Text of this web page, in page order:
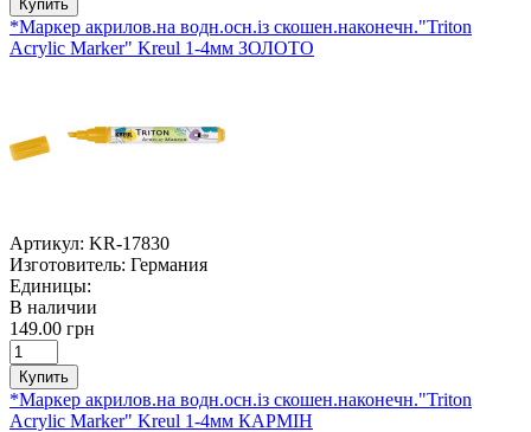
Купить
*Маркер акрилов.на водн.осн.із скошен.наконечн."Triton
Acrylic Marker" Kreul 1-4мм ЗОЛОТО
Артикул: KR-17830
Изготовитель: Германия
Единицы:
В наличии
149.00 грн
Купить
*Маркер акрилов.на водн.осн.із скошен.наконечн."Triton
Acrylic Marker" Kreul 1-4мм КАРМІН